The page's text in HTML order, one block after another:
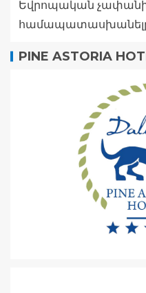
Եվրոպական
PINE ASTORIA